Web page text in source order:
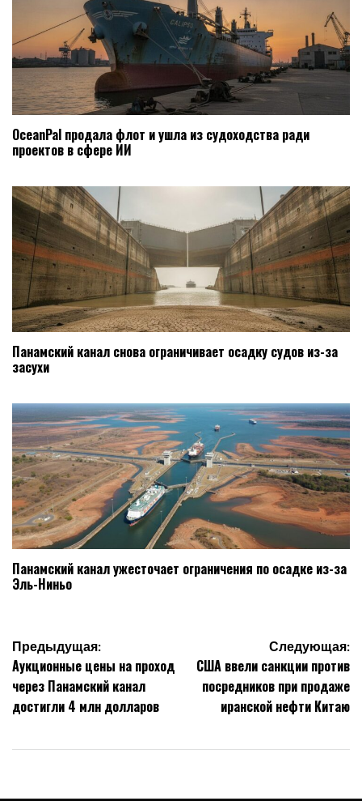
OceanPal продала флот и ушла из судоходства ради
проектов в сфере ИИ
Панамский канал снова ограничивает осадку судов из-за
засухи
Панамский канал ужесточает ограничения по осадке из-за
Эль-Ниньо
Навигация
по
записям
Предыдущая:
Аукционные цены на проход
через Панамский канал
достигли 4 млн долларов
Следующая:
США ввели санкции против
посредников при продаже
иранской нефти Китаю